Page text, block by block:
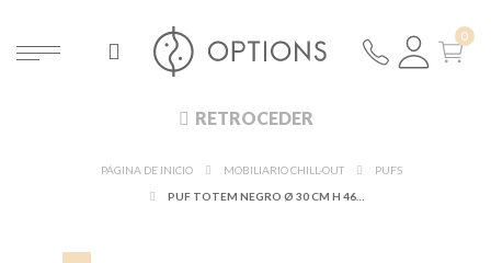
RETROCEDER
PÁGINA DE INICIO MOBILIARIO CHILL-OUT
PUFS